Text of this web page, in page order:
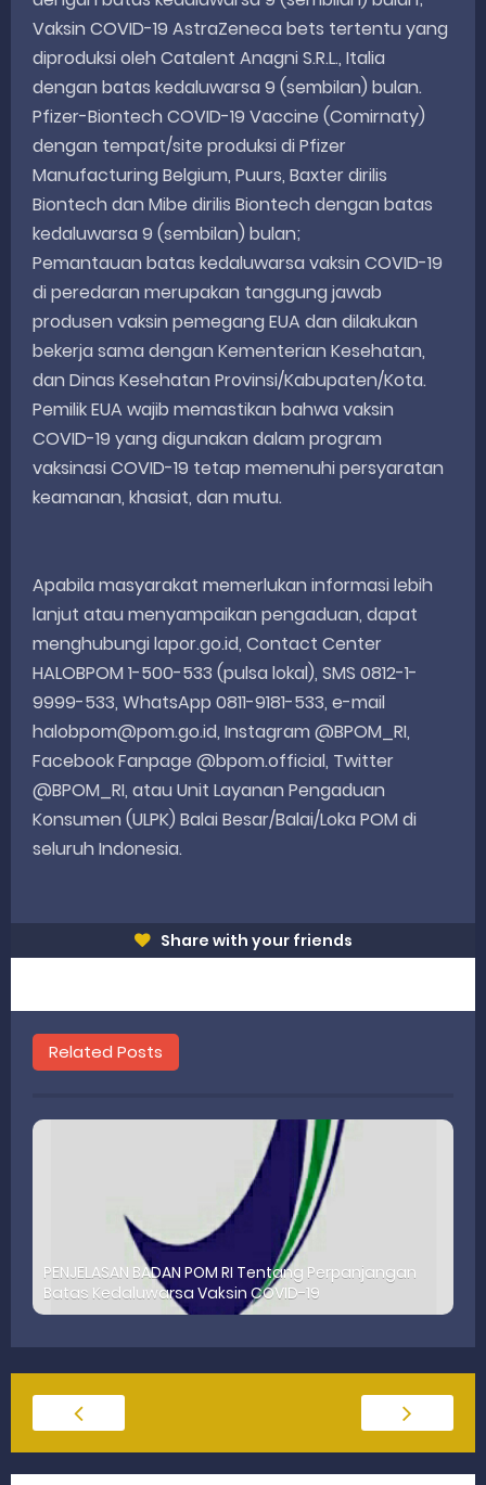
Vaksin COVID-19 AstraZeneca bets tertentu yang
diproduksi oleh Catalent Anagni S.R.L., Italia
dengan batas kedaluwarsa 9 (sembilan) bulan.
Pfizer-Biontech COVID-19 Vaccine (Comirnaty)
dengan tempat/site produksi di Pfizer
Manufacturing Belgium, Puurs, Baxter dirilis
Biontech dan Mibe dirilis Biontech dengan batas
kedaluwarsa 9 (sembilan) bulan;
Pemantauan batas kedaluwarsa vaksin COVID-19
di peredaran merupakan tanggung jawab
produsen vaksin pemegang EUA dan dilakukan
bekerja sama dengan Kementerian Kesehatan,
dan Dinas Kesehatan Provinsi/Kabupaten/Kota.
Pemilik EUA wajib memastikan bahwa vaksin
COVID-19 yang digunakan dalam program
vaksinasi COVID-19 tetap memenuhi persyaratan
keamanan, khasiat, dan mutu.
Apabila masyarakat memerlukan informasi lebih
lanjut atau menyampaikan pengaduan, dapat
menghubungi lapor.go.id, Contact Center
HALOBPOM 1-500-533 (pulsa lokal), SMS 0812-1-
9999-533, WhatsApp 0811-9181-533, e-mail
halobpom@pom.go.id, Instagram @BPOM_RI,
Facebook Fanpage @bpom.official, Twitter
@BPOM_RI, atau Unit Layanan Pengaduan
Konsumen (ULPK) Balai Besar/Balai/Loka POM di
seluruh Indonesia.
Share with your friends
Related Posts
PENJELASAN BADAN POM RI Tentang Perpanjangan
Batas Kedaluwarsa Vaksin COVID-19